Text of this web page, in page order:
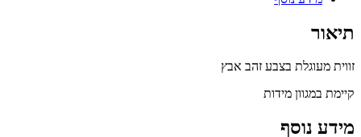
תיאור
זווית מעוגלת בצבע זהב אבץ
קיימת במגוון מידות
מידע נוסף